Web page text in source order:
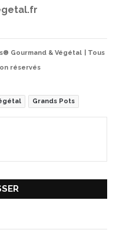
Gourmand & Végétal
| Tous
réservés
Grands Pots